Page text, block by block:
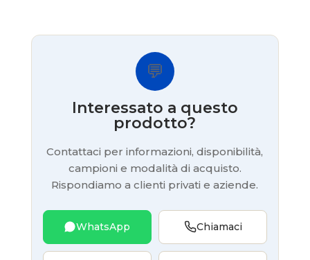
💬
Interessato a questo
prodotto?
Contattaci per informazioni, disponibilità,
campioni e modalità di acquisto.
Rispondiamo a clienti privati e aziende.
WhatsApp Chiamaci